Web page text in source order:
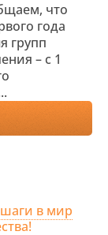
что
года
групп
– с 1
в мир